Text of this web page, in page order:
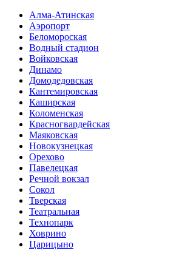
Алма-Атинская
Аэропорт
Беломороская
Водный стадион
Войковская
Динамо
Домоде­довская
Кантеми­ровская
Каширская
Коломенская
Красногвар­дейская
Маяковская
Новокузнецкая
Орехово
Павелецкая
Речной вокзал
Сокол
Тверская
Театральная
Технопарк
Ховрино
Царицыно